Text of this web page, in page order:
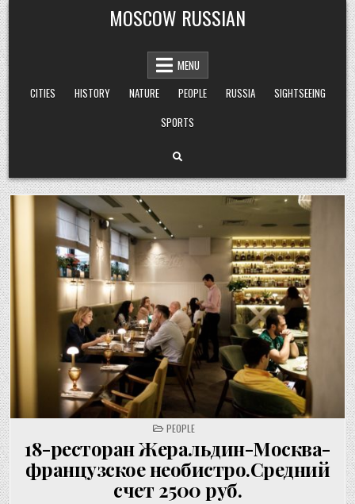
Skip
to
content
MOSCOW RUSSIAN
MENU
CITIES
HISTORY NATURE PEOPLE RUSSIA
SIGHTSEEING
SPORTS
POSTED
IN
PEOPLE
18-ресторан Жеральдин-Москва-
французское необистро.Средний
счет 2500 руб.